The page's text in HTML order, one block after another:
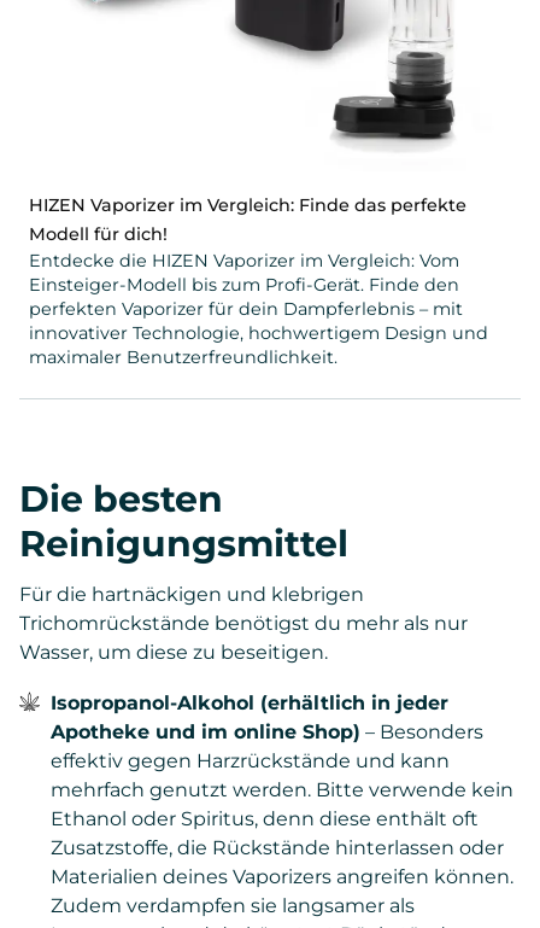
HIZEN Vaporizer im Vergleich: Finde das perfekte
Modell für dich!
Entdecke die HIZEN Vaporizer im Vergleich: Vom
Einsteiger-Modell bis zum Profi-Gerät. Finde den
perfekten Vaporizer für dein Dampferlebnis – mit
innovativer Technologie, hochwertigem Design und
maximaler Benutzerfreundlichkeit.
Die besten
Reinigungsmittel
Für die hartnäckigen und klebrigen
Trichomrückstände benötigst du mehr als nur
Wasser, um diese zu beseitigen.
Isopropanol-Alkohol (erhältlich in jeder
Apotheke und im online Shop) – Besonders
effektiv gegen Harzrückstände und kann
mehrfach genutzt werden. Bitte verwende kein
Ethanol oder Spiritus, denn diese enthält oft
Zusatzstoffe, die Rückstände hinterlassen oder
Materialien deines Vaporizers angreifen können.
Zudem verdampfen sie langsamer als